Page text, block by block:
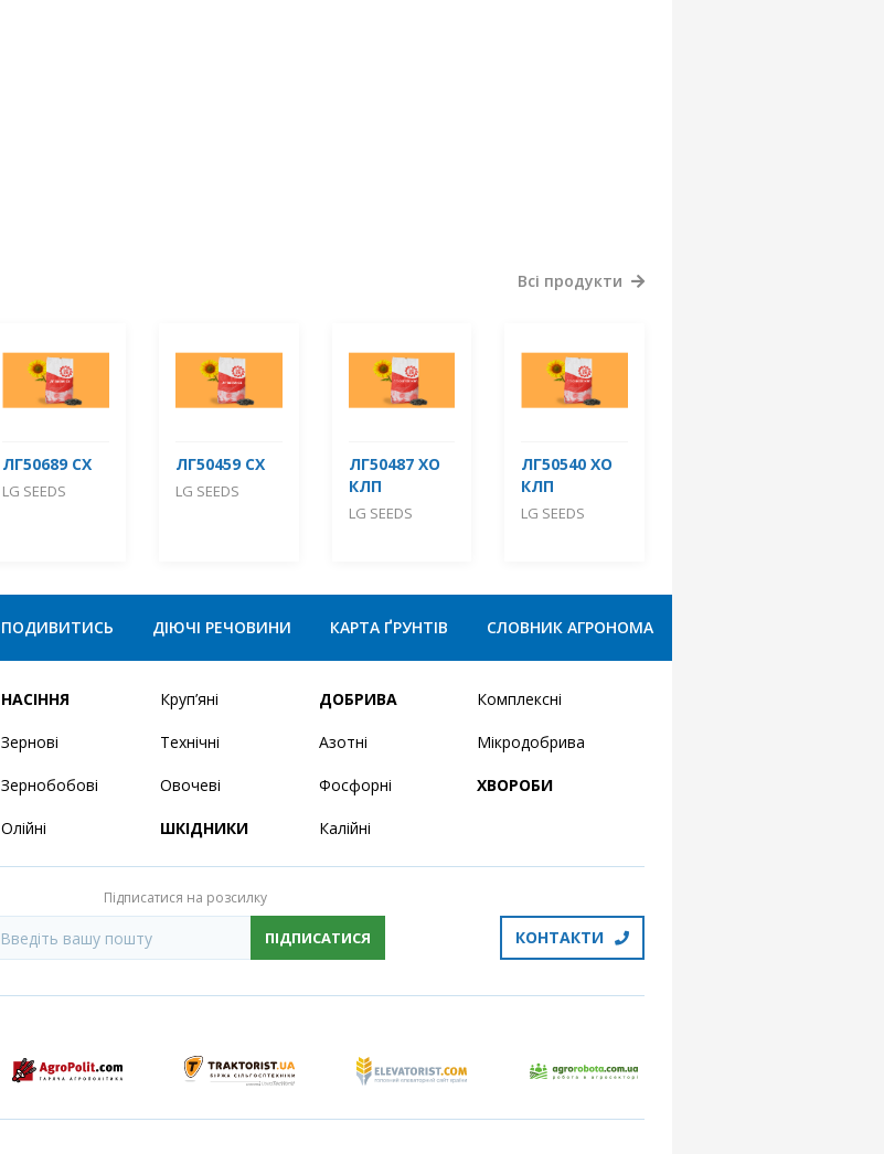
ЛГ50689 СХ
LG SEEDS
ЛГ50459 СХ
LG SEEDS
ЛГ50487 ХО
КЛП
LG SEEDS
ЛГ50540 ХО
КЛП
LG SEEDS
Всі продукти
ПОДИВИТИСЬ ДІЮЧІ РЕЧОВИНИ КАРТА ҐРУНТІВ СЛОВНИК АГРОНОМА
НАСІННЯ
Зернові
Зернобобові
Олійні
Круп’яні
Технічні
Овочеві
ШКІДНИКИ
ДОБРИВА
Азотні
Фосфорні
Калійні
Комплексні
Мікродобрива
ХВОРОБИ
Підписатися на розсилку
ПІДПИСАТИСЯ КОНТАКТИ